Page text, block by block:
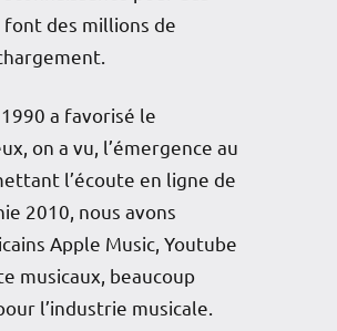
font des millions de
a favorisé le
on a vu, l’émergence au
l’écoute en ligne de
2010, nous avons
Apple Music, Youtube
musicaux, beaucoup
l’industrie musicale.